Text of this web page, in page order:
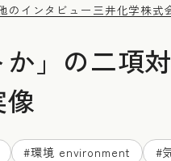
のインタビュー 三井化学株式
か」の二
像
#環境 environment #